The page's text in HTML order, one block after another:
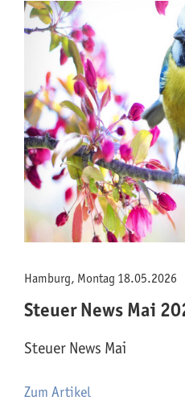
Hamburg, Montag 18.05.2026
Steuer News Mai
Steuer News Mai
Zum Artikel